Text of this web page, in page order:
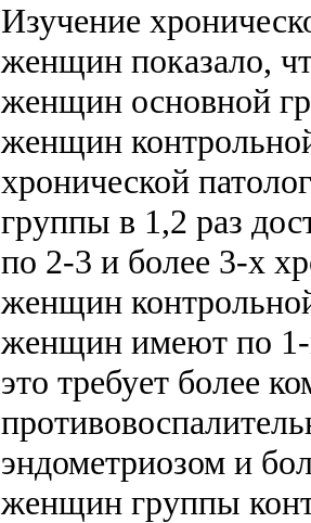
Изучение
женщин показало,
женщин основной
женщин
хронической
группы в 1,2 раз
по 2-3 и более 3-х
женщин
женщин имеют по 1-
это требует более
эндометриозом и
женщин группы